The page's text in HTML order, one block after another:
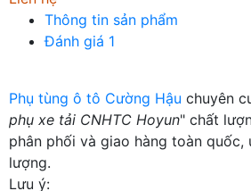
Thông tin sản phẩm
Đánh giá 1
Phụ tùng ô tô Cường Hậu chuyên
phụ xe tải CNHTC Hoyun" chất
phân phối và giao hàng toàn quốc,
lượng.
Lưu ý: